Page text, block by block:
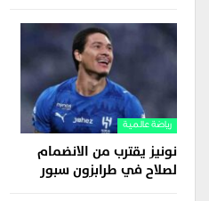
رياضة عالمية
نونيز يقترب من الانضمام
لصلاح في طرابزون سبور